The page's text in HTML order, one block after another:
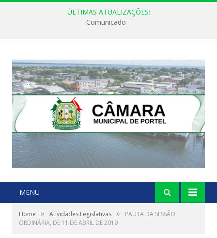
ÚLTIMAS ATUALIZAÇÕES:
Comunicado
MENU
Home » Atividades Legislativas »
PAUTA DA SESSÃO
ORDINÁRIA, DE 11 DE ABRIL DE 2019